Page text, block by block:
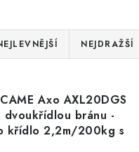
NEJDRAŽŠÍ
Axo AXL20DGS
dvoukřídlou bránu -
křídlo 2,2m/200kg s